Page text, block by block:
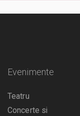
Evenimente
Teatru
Concerte si